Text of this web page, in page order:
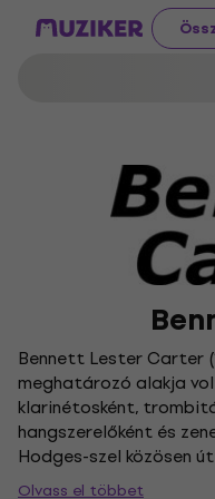
Bennett Lester Carter
meghatározó alakja
klarinétosként,
hangszerelőként és
Hodges-szel közösen
altszaxofon
Olvass el többet